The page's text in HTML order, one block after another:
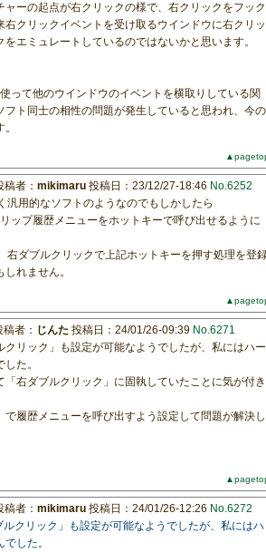
ャーの起点が右クリックの様で、右クリックをフック
右クリックイベントを受け取るウインドウに右クリッ
エミュレートしているのではないかと思います。
って他のウインドウのイベントを横取りしている関
フト同士の相性の問題が発生していると思われ、今の
稿者： mikimaru 投稿日：23/12/27-18:46 No.6252
汎用的なソフトのようなのでもしかしたら
ップ履歴メニューをホットキーで呼び出せるように
ダブルクリックで上記ホットキーを押す処理を登
れません。
稿者： じんた 投稿日：24/01/26-09:39 No.6271
クリック」も設定が可能なようでしたが、私にはハー
た。
右ダブルクリック」に固執していたことに気が付き
で履歴メニューを呼び出すよう設定して問題が解決し
稿者： mikimaru 投稿日：24/01/26-12:26 No.6272
クリック」も設定が可能なようでしたが、私にはハ
した。